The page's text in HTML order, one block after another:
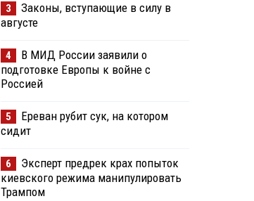
3
Законы, вступающие в силу в
августе
4
В МИД России заявили о
подготовке Европы к войне с
Россией
5
Ереван рубит сук, на котором
сидит
6
Эксперт предрек крах попыток
киевского режима манипулировать
Трампом